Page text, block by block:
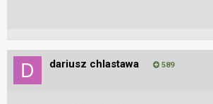
dariusz chlastawa 589